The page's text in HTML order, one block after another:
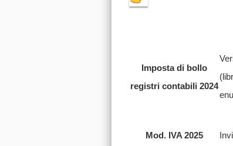
Imposta di bollo
registri contabili 2024
Mod. IVA 2025